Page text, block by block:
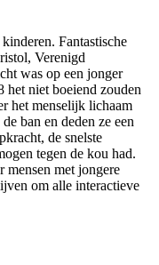
Fantastische
Verenigd
was op een jonger
het niet boeiend zouden
het menselijk lichaam
ban en deden ze een
de snelste
tegen de kou had.
mensen met jongere
om alle interactieve